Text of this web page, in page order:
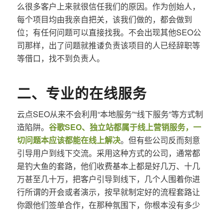
么很多客户上来就很信任我们的原因。作为创始人，
每个项目均由我亲自把关，该我们做的，都会做到
位；有任何问题可以直接找我。不会出现其他SEO公
司那样，出了问题就推诿负责该项目的人已经辞职等
等借口，找不到负责人。
二、专业的在线服务
云点SEO从来不会利用“本地服务”“线下服务”等方式制
造陷阱。 谷歌SEO、独立站都属于线上营销服务，一
切问题本应该都能在线上解决。但有些公司反而刻意
引导用户到线下交流。采用这种方式的公司，通常都
是钓大鱼的套路，他们收费基本上都是好几万、十几
万甚至几十万，把客户引导到线下，几个人围着你进
行所谓的开会或者演示，按早就制定好的流程套路让
你跟他们签单合作，在那种氛围下，你根本没有多少